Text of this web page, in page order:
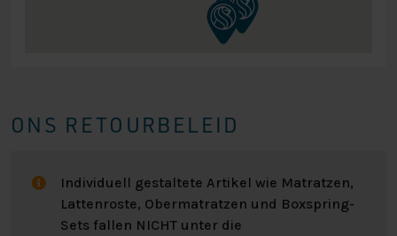
ONS RETOURBELEID
Individuell gestaltete Artikel wie Matratzen,
Lattenroste, Obermatratzen und Boxspring-
Sets fallen NICHT unter die